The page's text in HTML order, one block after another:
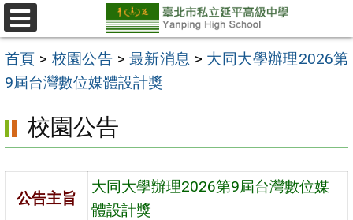
跳
至
主
要
區
選
單
首頁 > 校園公告 > 最新消息 > 大同大學辦理2026第
9屆台灣數位媒體設計獎
校園公告
公告主旨
大同大學辦理2026第9屆台灣數位媒
體設計獎